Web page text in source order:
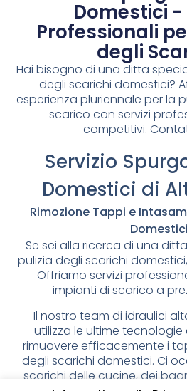
Domestici -
Professionali
degli
Hai bisogno di una ditta
degli scarichi domestici?
esperienza pluriennale per la
scarico con servizi
competitivi.
Servizio
Domestici di
Rimozione Tappi e
Domestici
Se sei alla ricerca di una
pulizia degli scarichi
Offriamo servizi
impianti di scarico a
Il nostro team di idraulici
utilizza le ultime
rimuovere efficacemente i
degli scarichi domestici. Ci
scarichi delle cucine, dei